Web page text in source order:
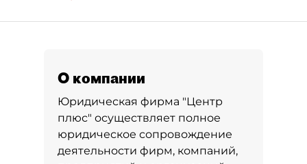
О компании
Юридическая фирма "Центр
плюс" осуществляет полное
юридическое сопровождение
деятельности фирм, компаний,